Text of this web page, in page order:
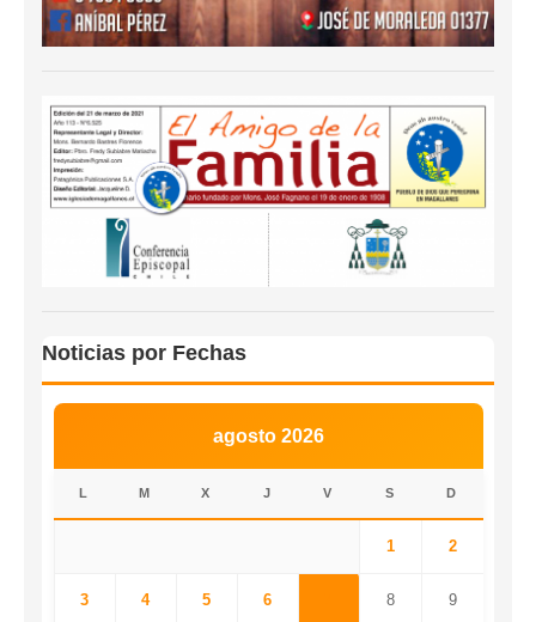
Noticias por Fechas
agosto 2026
L M X J V S D
1 2
3 4 5 6 8 9